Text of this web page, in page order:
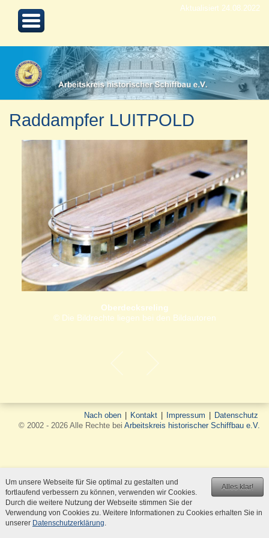
Aktualisiert 24.08.2022
Raddampfer LUITPOLD
Oberdecksreling
© Die Bildrechte liegen bei den Bildautoren
Nach oben Kontakt Impressum
Datenschutz
© 2002 - 2026 Alle Rechte bei Arbeitskreis historischer Schiffbau e.V.
Alles klar!
Um unsere Webseite für Sie optimal zu gestalten und
fortlaufend verbessern zu können, verwenden wir Cookies.
Durch die weitere Nutzung der Webseite stimmen Sie der
Verwendung von Cookies zu. Weitere Informationen zu Cookies erhalten Sie in
unserer Datenschutzerklärung